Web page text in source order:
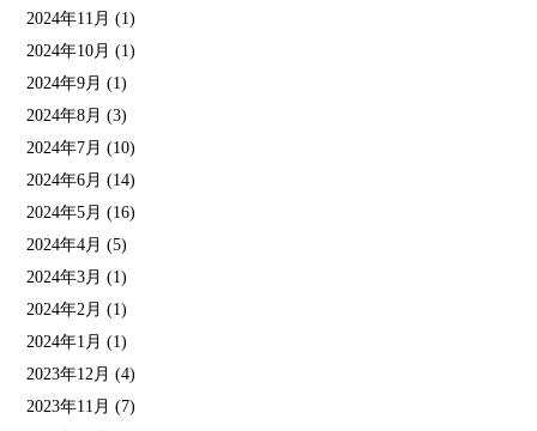
2024年11月 (1)
2024年10月 (1)
2024年9月 (1)
2024年8月 (3)
2024年7月 (10)
2024年6月 (14)
2024年5月 (16)
2024年4月 (5)
2024年3月 (1)
2024年2月 (1)
2024年1月 (1)
2023年12月 (4)
2023年11月 (7)